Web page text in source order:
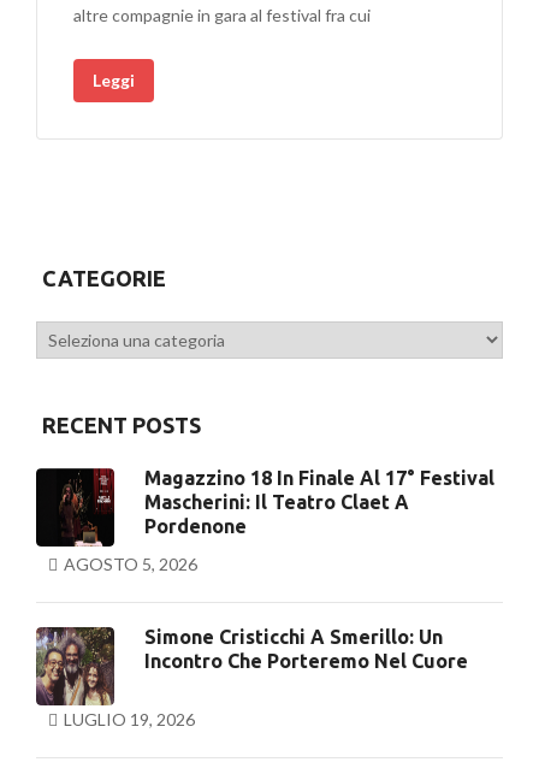
altre compagnie in gara al festival fra cui
Leggi
CATEGORIE
Categorie
RECENT POSTS
Magazzino 18 In Finale Al 17° Festival
Mascherini: Il Teatro Claet A
Pordenone
AGOSTO 5, 2026
Simone Cristicchi A Smerillo: Un
Incontro Che Porteremo Nel Cuore
LUGLIO 19, 2026